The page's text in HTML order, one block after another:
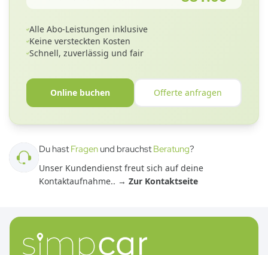
Alle Abo-Leistungen inklusive
Keine versteckten Kosten
Schnell, zuverlässig und fair
Online buchen Offerte anfragen
Du hastFragen und brauchstBeratung?
Unser Kundendienst freut sich auf deine
Kontaktaufnahme.. → Zur Kontaktseite